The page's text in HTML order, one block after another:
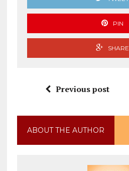
PIN
SHARE
Previous post
ABOUT THE AUTHOR